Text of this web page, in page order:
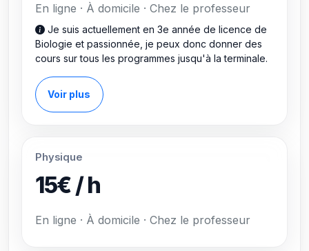
En ligne · À domicile · Chez le professeur
Je suis actuellement en 3e année de licence de
Biologie et passionnée, je peux donc donner des
cours sur tous les programmes jusqu'à la terminale.
Voir plus
Physique
15€ / h
En ligne · À domicile · Chez le professeur